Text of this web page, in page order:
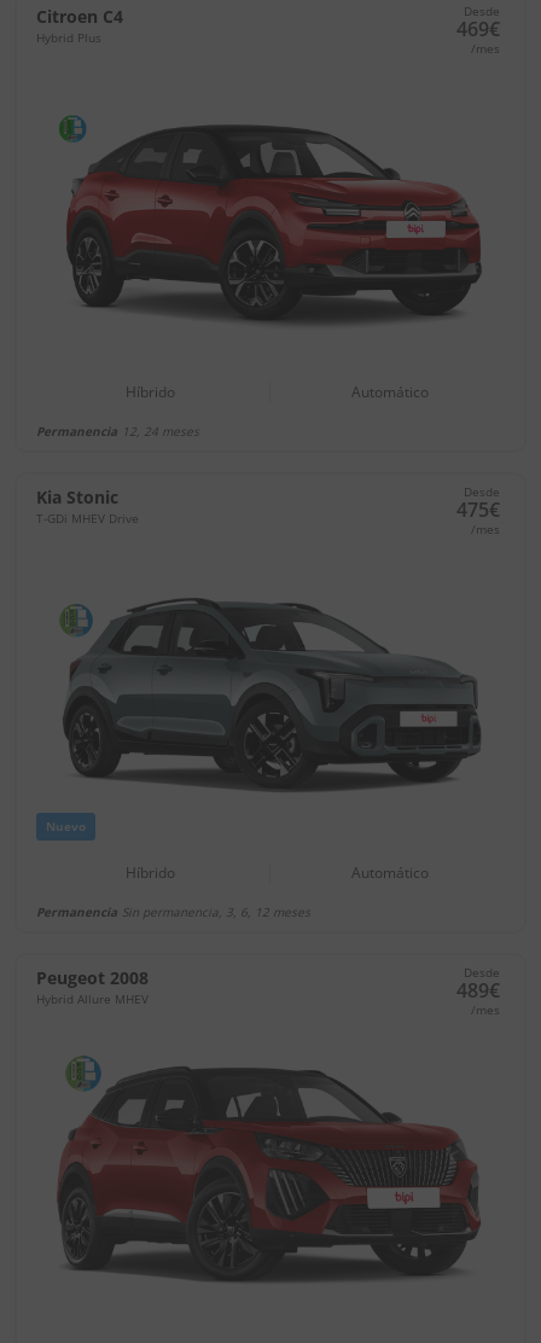
Citroen C4
Hybrid Plus
Desde
469€
/mes
Híbrido Automático
Permanencia 12, 24 meses
Kia Stonic
T-GDi MHEV Drive
Desde
475€
/mes
Nuevo
Híbrido Automático
Permanencia Sin permanencia, 3, 6, 12 meses
Peugeot 2008
Hybrid Allure MHEV
Desde
489€
/mes